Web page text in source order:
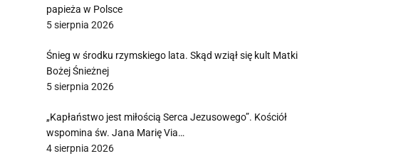
papieża w Polsce
5 sierpnia 2026
Śnieg w środku rzymskiego lata. Skąd wziął się kult Matki
Bożej Śnieżnej
5 sierpnia 2026
„Kapłaństwo jest miłością Serca Jezusowego”. Kościół
wspomina św. Jana Marię Via…
4 sierpnia 2026